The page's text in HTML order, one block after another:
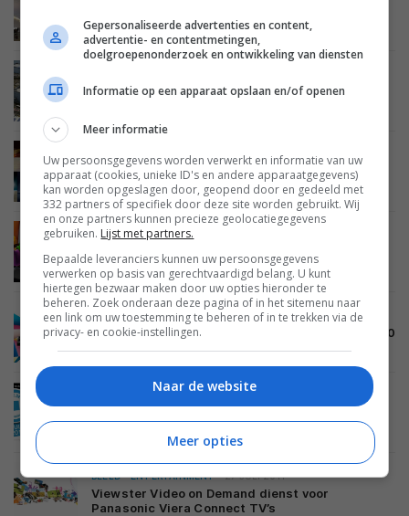
‘Panasonic sluit plasma en LCD fabrieken’
15 AUGUSTUS 2011
De beste home cinema producten van 2011 en
2012, volgens EISA
BEELD AUDIO ENTERTAINMENT
Tips: Je nieuwe HDTV instellen en aansluiten
BEELD 02 AUGUSTUS 2011
Staar zo lang mogelijk en win de Samsung D8000
BEELD ENTERTAINMENT 27 JULI 2011
Viewster Video on Demand dienst voor
Panasonic Viera Connect TV’s
Gepersonaliseerde advertenties en content,
advertentie- en contentmetingen,
doelgroepenonderzoek en ontwikkeling van diensten
Informatie op een apparaat opslaan en/of openen
Meer informatie
Uw persoonsgegevens worden verwerkt en informatie van uw
apparaat (cookies, unieke ID's en andere apparaatgegevens)
kan worden opgeslagen door, geopend door en gedeeld met
332 partners of specifiek door deze site worden gebruikt. Wij
en onze partners kunnen precieze geolocatiegegevens
gebruiken. Lijst met partners.
Bepaalde leveranciers kunnen uw persoonsgegevens
verwerken op basis van gerechtvaardigd belang. U kunt
hiertegen bezwaar maken door uw opties hieronder te
beheren. Zoek onderaan deze pagina of in het sitemenu naar
een link om uw toestemming te beheren of in te trekken via de
privacy- en cookie-instellingen.
Naar de website
Meer opties